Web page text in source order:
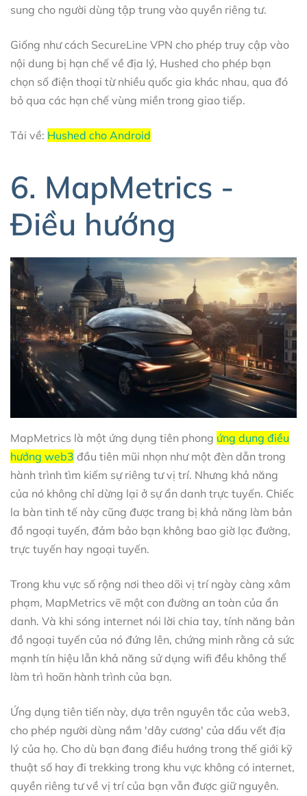
sung cho người dùng tập trung vào quyền riêng tư.
Giống như cách SecureLine VPN cho phép truy cập vào
nội dung bị hạn chế về địa lý, Hushed cho phép bạn
chọn số điện thoại từ nhiều quốc gia khác nhau, qua đó
bỏ qua các hạn chế vùng miền trong giao tiếp.
Tải về: Hushed cho Android
6. MapMetrics -
Điều hướng
MapMetrics là một ứng dụng tiên phong ứng dụng điều
hướng web3 đầu tiên mũi nhọn như một đèn dẫn trong
hành trình tìm kiếm sự riêng tư vị trí. Nhưng khả năng
của nó không chỉ dừng lại ở sự ẩn danh trực tuyến. Chiếc
la bàn tinh tế này cũng được trang bị khả năng làm bản
đồ ngoại tuyến, đảm bảo bạn không bao giờ lạc đường,
trực tuyến hay ngoại tuyến.
Trong khu vực số rộng nơi theo dõi vị trí ngày càng xâm
phạm, MapMetrics vẽ một con đường an toàn của ẩn
danh. Và khi sóng internet nói lời chia tay, tính năng bản
đồ ngoại tuyến của nó đứng lên, chứng minh rằng cả sức
mạnh tín hiệu lẫn khả năng sử dụng wifi đều không thể
làm trì hoãn hành trình của bạn.
Ứng dụng tiên tiến này, dựa trên nguyên tắc của web3,
cho phép người dùng nắm 'dây cương' của dấu vết địa
lý của họ. Cho dù bạn đang điều hướng trong thế giới kỹ
thuật số hay đi trekking trong khu vực không có internet,
quyền riêng tư về vị trí của bạn vẫn được giữ nguyên.